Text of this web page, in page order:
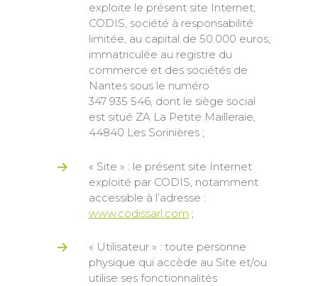
exploite le présent site Internet,
CODIS, société à responsabilité
limitée, au capital de 50.000 euros,
immatriculée au registre du
commerce et des sociétés de
Nantes sous le numéro
347 935 546, dont le siège social
est situé ZA La Petite Mailleraie,
44840 Les Sorinières ;
« Site » : le présent site Internet
exploité par CODIS, notamment
accessible à l’adresse :
www.codissarl.com ;
« Utilisateur » : toute personne
physique qui accède au Site et/ou
utilise ses fonctionnalités